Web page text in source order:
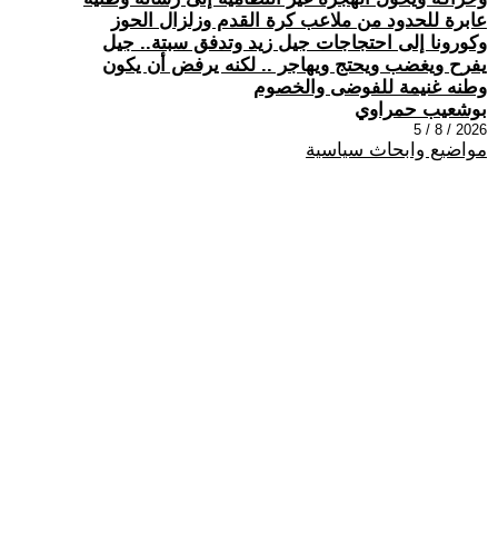
عابرة للحدود من ملاعب كرة القدم وزلزال الحوز
وكورونا إلى احتجاجات جيل زيد وتدفق سبتة.. جيل
يفرح ويغضب ويحتج ويهاجر .. لكنه يرفض أن يكون
وطنه غنيمة للفوضى والخصوم
بوشعيب حمراوي
2026 / 8 / 5
مواضيع وابحاث سياسية